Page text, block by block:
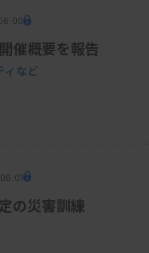
催概要を報告
ィなど
の災害訓練